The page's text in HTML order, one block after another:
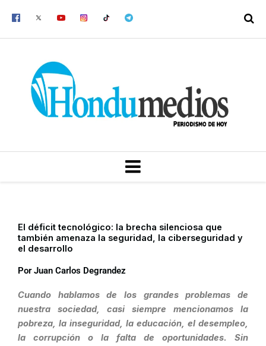
MENU
El déficit tecnológico: la brecha silenciosa que
también amenaza la seguridad, la ciberseguridad y
el desarrollo
Por Juan Carlos Degrandez
Cuando hablamos de los grandes problemas de
nuestra sociedad, casi siempre mencionamos la
pobreza, la inseguridad, la educación, el desempleo,
la corrupción o la falta de oportunidades. Sin